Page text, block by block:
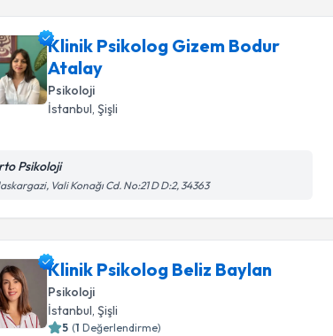
Klinik Psikolog Gizem Bodur
Atalay
Psikoloji
İstanbul, Şişli
Psikoloji
Vali Konağı Cd. No:21 D D:2, 34363
Klinik Psikolog Beliz Baylan
Psikoloji
İstanbul, Şişli
5 (1 Değerlendirme)